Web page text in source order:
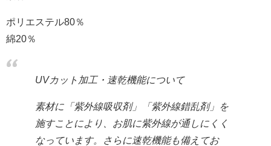
ポリエステル80％
綿20％
UVカット加工・速乾機能について
素材に「紫外線吸収剤」「紫外線錯乱剤」を
施すことにより、お肌に紫外線が通しにくく
なっています。さらに速乾機能も備えてお